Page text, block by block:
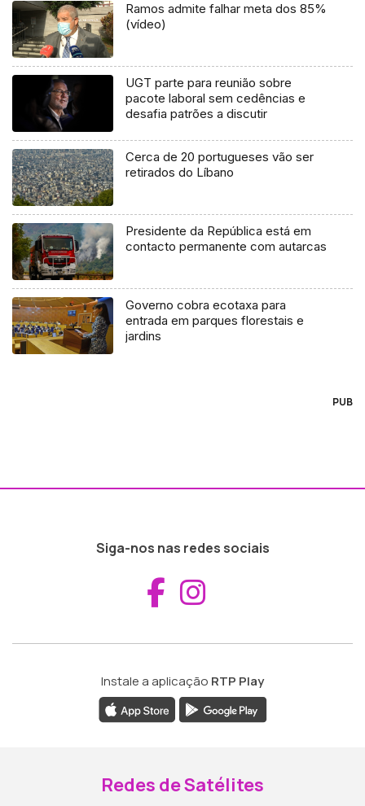
Ramos admite falhar meta dos 85%
(vídeo)
UGT parte para reunião sobre
pacote laboral sem cedências e
desafia patrões a discutir
Cerca de 20 portugueses vão ser
retirados do Líbano
Presidente da República está em
contacto permanente com autarcas
Governo cobra ecotaxa para
entrada em parques florestais e
jardins
PUB
Siga-nos nas redes sociais
Aceder ao
Instale a aplicação RTP Play
Redes de Satélites